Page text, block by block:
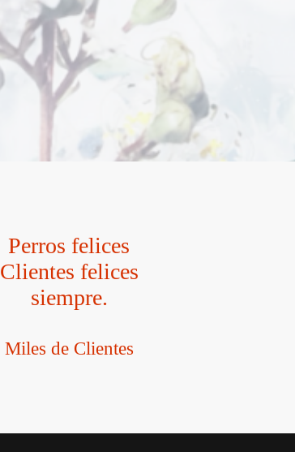
Perros felices
Clientes felices
siempre.
Miles de Clientes